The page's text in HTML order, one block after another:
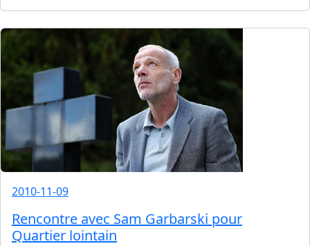
2010-11-09
Rencontre avec Sam Garbarski pour
Quartier lointain